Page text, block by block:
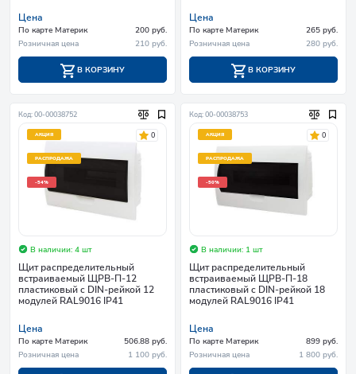
Цена
По карте Материк
200 руб.
Розничная цена
210 руб.
В КОРЗИНУ
Цена
По карте Материк
265 руб.
Розничная цена
280 руб.
В КОРЗИНУ
Код: 00-00038752
АКЦИЯ
РАСПРОДАЖА
-54%
0
В наличии: 4 шт
Щит распределительный
встраиваемый ЩРВ-П-12
пластиковый c DIN-рейкой 12
модулей RAL9016 IP41
Цена
По карте Материк
506.88 руб.
Розничная цена
1 100 руб.
Код: 00-00038753
АКЦИЯ
РАСПРОДАЖА
-50%
0
В наличии: 1 шт
Щит распределительный
встраиваемый ЩРВ-П-18
пластиковый c DIN-рейкой 18
модулей RAL9016 IP41
Цена
По карте Материк
899 руб.
Розничная цена
1 800 руб.